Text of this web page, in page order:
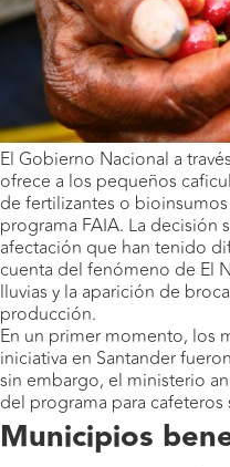
El Gobierno Nacional a
ofrece a los pequeños
de fertilizantes o
programa FAIA. La
afectación que han tenido
cuenta del fenómeno de El
lluvias y la aparición de
producción.
En un primer momento, los
iniciativa en Santander
sin embargo, el ministerio
del programa para cafeteros
Municipios